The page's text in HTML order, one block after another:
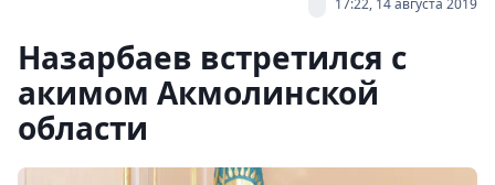
17:22, 14 августа 2019
Назарбаев встретился с
акимом Акмолинской
области